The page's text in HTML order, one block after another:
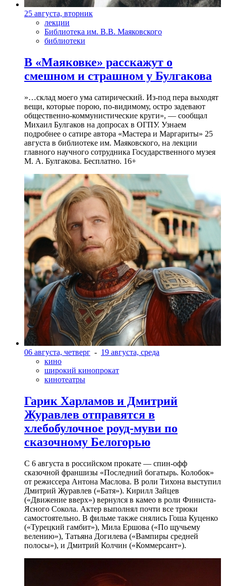
25 августа, вторник
лекции
Библиотека им. В.В. Маяковского
библиотеки
В «Маяковке» расскажут о
смешном и страшном у Булгакова
»…склад моего ума сатирический. Из-под пера выходят
вещи, которые порою, по-видимому, остро задевают
общественно-коммунистические круги», — сообщал
Михаил Булгаков на допросах в ОГПУ. Узнаем
подробнее о сатире автора «Мастера и Маргариты» 25
августа в библиотеке им. Маяковского, на лекции
главного научного сотрудника Государственного музея
М. А. Булгакова. Бесплатно. 16+
06 августа, четверг - 19 августа, среда
кино
широкий кинопрокат
кинотеатры
Гарик Харламов и Дмитрий
Журавлев отправятся в
хлебобулочное роуд-муви по
сказочному Белогорью
С 6 августа в российском прокате — спин-офф
сказочной франшизы «Последний богатырь. Колобок»
от режиссера Антона Маслова. В роли Тихона выступил
Дмитрий Журавлев («Батя»). Кирилл Зайцев
(«Движение вверх») вернулся в камео в роли Финиста-
Ясного Сокола. Актер выполнял почти все трюки
самостоятельно. В фильме также снялись Гоша Куценко
(«Турецкий гамбит»), Мила Ершова («По щучьему
велению»), Татьяна Догилева («Вампиры средней
полосы»), и Дмитрий Колчин («Коммерсант»).